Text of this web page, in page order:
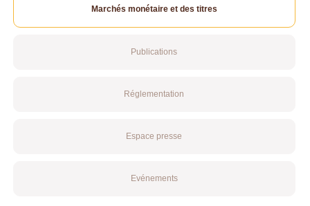
Marchés monétaire et des titres
Publications
Réglementation
Espace presse
Evénements